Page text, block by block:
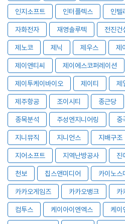
인지소프트 인터플렉스 인텔
자화전자 재영솔루텍 전진건
제노코 제닉 제우스 제
제이앤티씨 제이에스코퍼레이션
제이투케이바이오 제이티 제
제주항공 조이시티 종근당
종목분석 주성엔지니어링 중
지니뮤직 지니언스 지배구조
지어소프트 지역난방공사 진
천보 칩스앤미디어 카이노스
카카오게임즈 카카오뱅크 카
컴투스 케이아이엔엑스 케이